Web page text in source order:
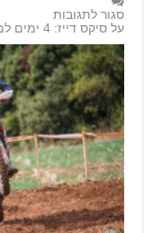
סגור לתגובות
על סיקס דייז: 4 ימים למרוץ – הישראלים מתקדמים